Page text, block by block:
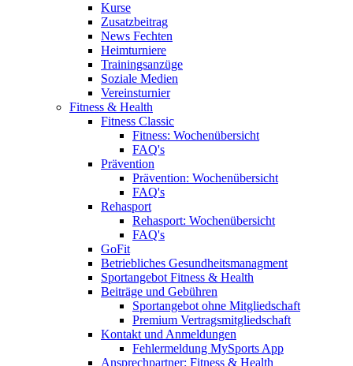
Kurse
Zusatzbeitrag
News Fechten
Heimturniere
Trainingsanzüge
Soziale Medien
Vereinsturnier
Fitness & Health
Fitness Classic
Fitness: Wochenübersicht
FAQ's
Prävention
Prävention: Wochenübersicht
FAQ's
Rehasport
Rehasport: Wochenübersicht
FAQ's
GoFit
Betriebliches Gesundheitsmanagment
Sportangebot Fitness & Health
Beiträge und Gebühren
Sportangebot ohne Mitgliedschaft
Premium Vertragsmitgliedschaft
Kontakt und Anmeldungen
Fehlermeldung MySports App
Ansprechpartner: Fitness & Health